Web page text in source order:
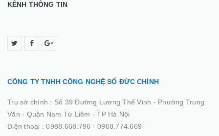
KÊNH THÔNG TIN
CÔNG TY TNHH CÔNG NGHỆ SỐ ĐỨC CHÍNH
Trụ sở chính : Số 39 Đường Lương Thế Vinh - Phường Trung
Văn - Quận Nam Từ Liêm - TP Hà Nội
Điện thoại :0988.668.796 - 0968.774.669